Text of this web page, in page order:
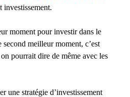
investissement.
moment pour investir dans le
meilleur moment, c’est
pourrait dire de même avec les
une stratégie d’investissement